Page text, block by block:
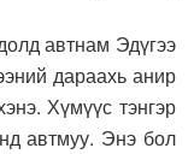
автнам Эдүгээ
дараахь анир
Хүмүүс тэнгэр
автмуу. Энэ бол